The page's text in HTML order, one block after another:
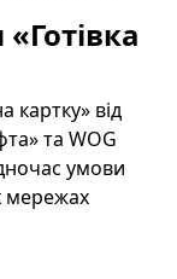
картку» від
та WOG
умови
мережах